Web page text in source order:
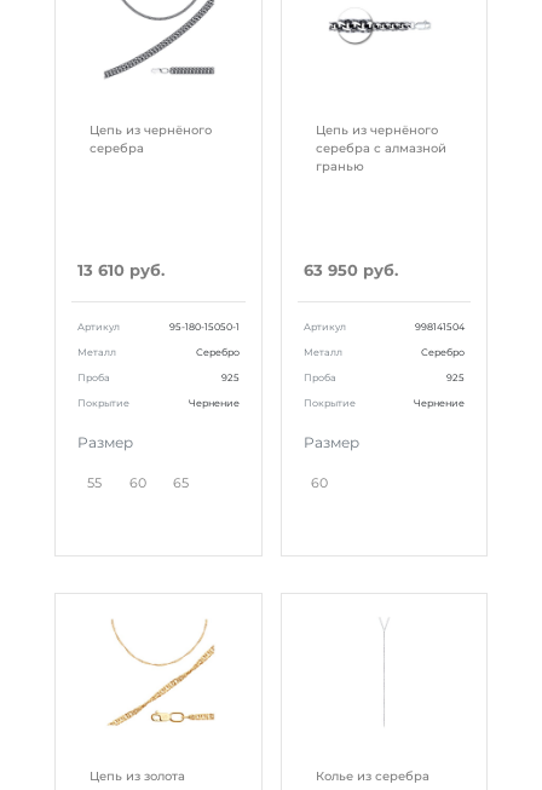
Цепь из чернёного
серебра
13 610 руб.
Артикул 95-180-15050-1
Металл Серебро
Проба 925
Покрытие Чернение
Размер
55 60 65
Цепь из чернёного
серебра с алмазной
гранью
63 950 руб.
Артикул 998141504
Металл Серебро
Проба 925
Покрытие Чернение
Размер
60
Цепь из золота Колье из серебра